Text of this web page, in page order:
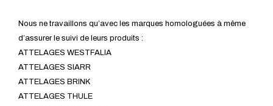
Nous ne travaillons qu’avec les marques homologuées à même
d’assurer le suivi de leurs produits :
ATTELAGES WESTFALIA
ATTELAGES SIARR
ATTELAGES BRINK
ATTELAGES THULE